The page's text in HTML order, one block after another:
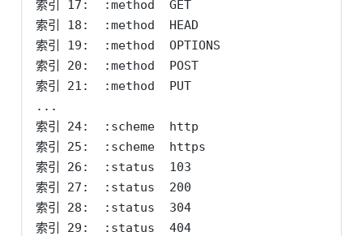
索引 17:  :method  GET
索引 18:  :method  HEAD
索引 19:  :method  OPTIONS
索引 20:  :method  POST
索引 21:  :method  PUT
...
索引 24:  :scheme  http
索引 25:  :scheme  https
索引 26:  :status  103
索引 27:  :status  200
索引 28:  :status  304
索引 29:  :status  404